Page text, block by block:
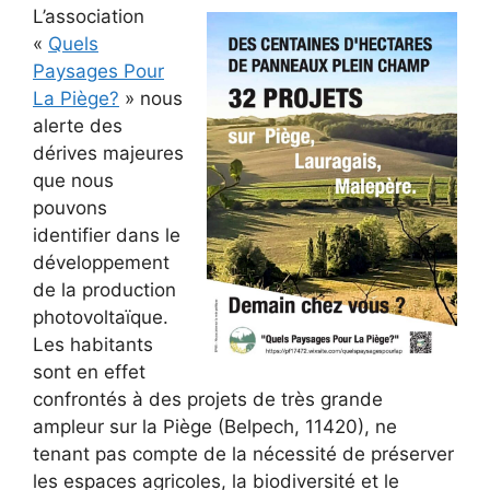
L’association
« Quels
Paysages Pour
La Piège? » nous
alerte des
dérives majeures
que nous
pouvons
identifier dans le
développement
de la production
photovoltaïque.
Les habitants
sont en effet
confrontés à des projets de très grande
ampleur sur la Piège (Belpech, 11420), ne
tenant pas compte de la nécessité de préserver
les espaces agricoles, la biodiversité et le